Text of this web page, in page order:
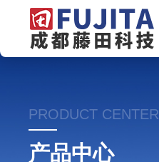
PRODUCT CENTER
产品中心